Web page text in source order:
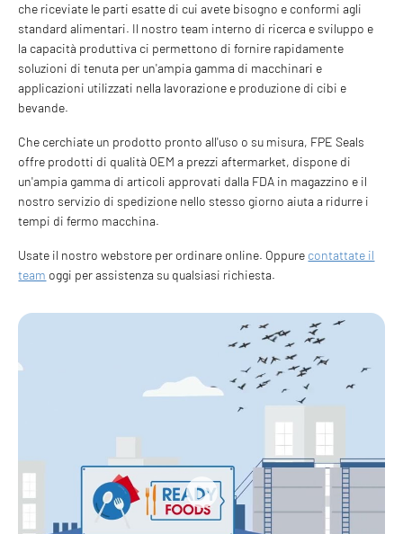
che riceviate le parti esatte di cui avete bisogno e conformi agli
standard alimentari. Il nostro team interno di ricerca e sviluppo e
la capacità produttiva ci permettono di fornire rapidamente
soluzioni di tenuta per un'ampia gamma di macchinari e
applicazioni utilizzati nella lavorazione e produzione di cibi e
bevande.
Che cerchiate un prodotto pronto all'uso o su misura, FPE Seals
offre prodotti di qualità OEM a prezzi aftermarket, dispone di
un'ampia gamma di articoli approvati dalla FDA in magazzino e il
nostro servizio di spedizione nello stesso giorno aiuta a ridurre i
tempi di fermo macchina.
Usate il nostro webstore per ordinare online. Oppure contattate il
team oggi per assistenza su qualsiasi richiesta.